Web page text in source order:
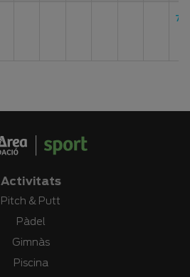
72
Activitats
Pitch & Putt
Pàdel
Gimnàs
Piscina